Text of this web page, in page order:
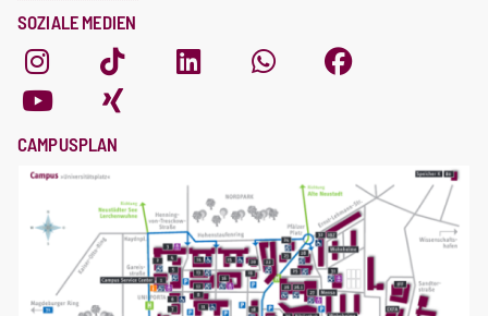
SOZIALE MEDIEN
CAMPUSPLAN